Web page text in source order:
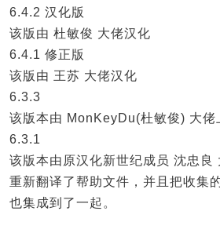
6.4.2 汉化版
该版由 杜敏俊 大佬汉化
6.4.1 修正版
该版由 王苏 大佬汉化
6.3.3
该版本由 MonKeyDu(杜敏俊) 大佬
6.3.1
该版本由原汉化新世纪成员 沈忠良
重新翻译了帮助文件，并且把收集
也集成到了一起。